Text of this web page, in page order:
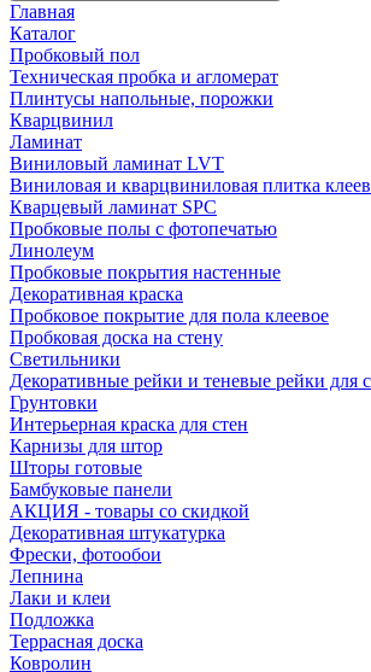
Главная
Каталог
Пробковый пол
Техническая пробка и агломерат
Плинтусы напольные, порожки
Кварцвинил
Ламинат
Виниловый ламинат LVT
Виниловая и кварцвиниловая плитка
Кварцевый ламинат SPC
Пробковые полы с фотопечатью
Линолеум
Пробковые покрытия настенные
Декоративная краска
Пробковое покрытие для пола клеевое
Пробковая доска на стену
Светильники
Декоративные рейки и теневые рейки для
Грунтовки
Интерьерная краска для стен
Карнизы для штор
Шторы готовые
Бамбуковые панели
АКЦИЯ - товары со скидкой
Декоративная штукатурка
Фрески, фотообои
Лепнина
Лаки и клеи
Подложка
Террасная доска
Ковролин